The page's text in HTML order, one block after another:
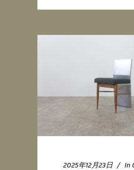
2025年12月23日 In